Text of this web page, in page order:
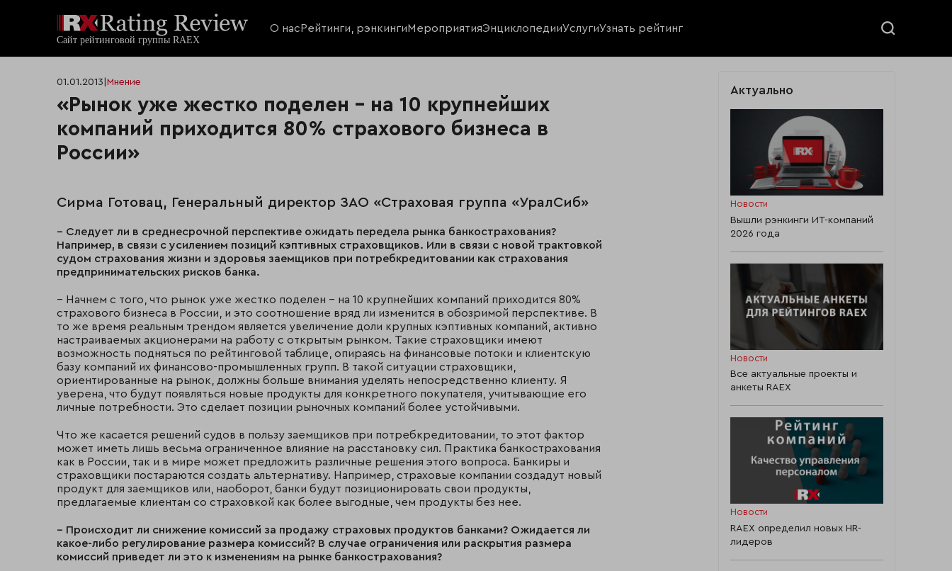
О нас Рейтинги, рэнкингиМероприятияЭнциклопедииУслугиУзнать рейтинг
01.01.2013 Мнение
«Рынок уже жестко поделен – на 10 крупнейших
компаний приходится 80% страхового бизнеса в
России»
Сирма Готовац, Генеральный директор ЗАО «Страховая группа «УралСиб»
– Следует ли в среднесрочной перспективе ожидать передела рынка банкострахования?
Например, в связи с усилением позиций кэптивных страховщиков. Или в связи с новой трактовкой
судом страхования жизни и здоровья заемщиков при потребкредитовании как страхования
предпринимательских рисков банка.
– Начнем с того, что рынок уже жестко поделен – на 10 крупнейших компаний приходится 80%
страхового бизнеса в России, и это соотношение вряд ли изменится в обозримой перспективе. В
то же время реальным трендом является увеличение доли крупных кэптивных компаний, активно
настраиваемых акционерами на работу с открытым рынком. Такие страховщики имеют
возможность подняться по рейтинговой таблице, опираясь на финансовые потоки и клиентскую
базу компаний их финансово-промышленных групп. В такой ситуации страховщики,
ориентированные на рынок, должны больше внимания уделять непосредственно клиенту. Я
уверена, что будут появляться новые продукты для конкретного покупателя, учитывающие его
личные потребности. Это сделает позиции рыночных компаний более устойчивыми.
Что же касается решений судов в пользу заемщиков при потребкредитовании, то этот фактор
может иметь лишь весьма ограниченное влияние на расстановку сил. Практика банкострахования
как в России, так и в мире может предложить различные решения этого вопроса. Банкиры и
страховщики постараются создать альтернативу. Например, страховые компании создадут новый
продукт для заемщиков или, наоборот, банки будут позиционировать свои продукты,
предлагаемые клиентам со страховкой как более выгодные, чем продукты без нее.
– Происходит ли снижение комиссий за продажу страховых продуктов банками? Ожидается ли
какое-либо регулирование размера комиссий? В случае ограничения или раскрытия размера
комиссий приведет ли это к изменениям на рынке банкострахования?
Актуально
Новости
Вышли рэнкинги ИТ-компаний
2026 года
Новости
Все актуальные проекты и
анкеты RAEX
Новости
RAEX определил новых HR-
лидеров